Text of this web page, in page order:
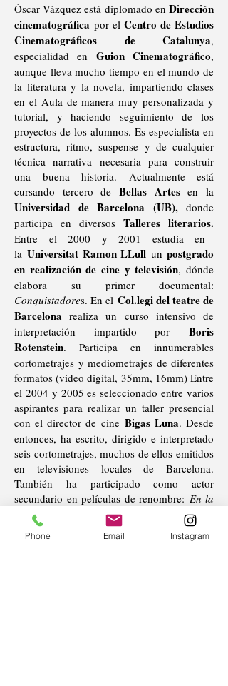
Óscar Vázquez está diplomado en Dirección
cinematográfica por el Centro de Estudios
Cinematográficos de Catalunya,
especialidad en Guion Cinematográfico,
aunque lleva mucho tiempo en el mundo de
la literatura y la novela, impartiendo clases
en el Aula de manera muy personalizada y
tutorial, y haciendo seguimiento de los
proyectos de los alumnos. Es especialista en
estructura, ritmo, suspense y de cualquier
técnica narrativa necesaria para construir
una buena historia. Actualmente está
cursando tercero de Bellas Artesen la
Universidad de Barcelona (UB),donde
participa en diversos Talleres literarios.
Entre el 2000 y 2001 estudia en
la Universitat Ramon LLull unpostgrado
en realización de cine y televisión, dónde
elabora su primer documental:
Conquistadores. En el Col.legi del teatre de
Barcelona realiza un curso intensivo de
interpretación impartido por Boris
Rotenstein. Participa en innumerables
cortometrajes y mediometrajes de diferentes
formatos (video digital, 35mm, 16mm) Entre
el 2004 y 2005 es seleccionado entre varios
aspirantes para realizar un taller presencial
con el director de cine Bigas Luna. Desde
entonces, ha escrito, dirigido e interpretado
seis cortometrajes, muchos de ellos emitidos
en televisiones locales de Barcelona.
También ha participado como actor
secundario en películas de renombre: En la
puta vida
, dirigida por
Beatriz Flores
Silvay , deJudith Colell
. A finales
Aula de escritores
Phone Email Instagram